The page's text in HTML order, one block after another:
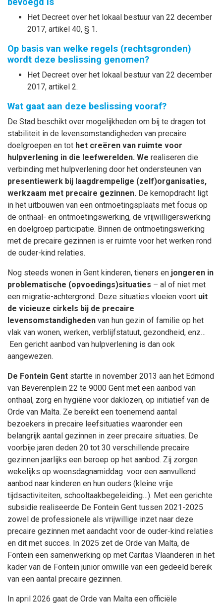
Het Decreet over het lokaal bestuur van 22 december
2017, artikel 40, § 1.
Op basis van welke regels (rechtsgronden)
wordt deze beslissing genomen?
Het Decreet over het lokaal bestuur van 22 december
2017, artikel 2.
Wat gaat aan deze beslissing vooraf?
De Stad beschikt over mogelijkheden om bij te dragen tot
stabiliteit in de levensomstandigheden van precaire
doelgroepen en tot het creëren van ruimte voor
hulpverlening in die leefwerelden. We realiseren die
verbinding met hulpverlening door het ondersteunen van
presentiewerk bij laagdrempelige (zelf)organisaties,
werkzaam met precaire gezinnen. De kernopdracht ligt
in het uitbouwen van een ontmoetingsplaats met focus op
de onthaal- en ontmoetingswerking, de vrijwilligerswerking
en doelgroep participatie. Binnen de ontmoetingswerking
met de precaire gezinnen is er ruimte voor het werken rond
de ouder-kind relaties.
Nog steeds wonen in Gent kinderen, tieners en jongeren in
problematische (opvoedings)situaties – al of niet met
een migratie-achtergrond. Deze situaties vloeien voort uit
de vicieuze cirkels bij de precaire
levensomstandigheden van hun gezin of familie op het
vlak van wonen, werken, verblijfstatuut, gezondheid, enz…
Een gericht aanbod van hulpverlening is dan ook
aangewezen.
De Fontein Gent startte in november 2013 aan het Edmond
van Beverenplein 22 te 9000 Gent met een aanbod van
onthaal, zorg en hygiëne voor daklozen, op initiatief van de
Orde van Malta. Ze bereikt een toenemend aantal
bezoekers in precaire leefsituaties waaronder een
belangrijk aantal gezinnen in zeer precaire situaties. De
voorbije jaren deden 20 tot 30 verschillende precaire
gezinnen jaarlijks een beroep op het aanbod. Zij zorgen
wekelijks op woensdagnamiddag voor een aanvullend
aanbod naar kinderen en hun ouders (kleine vrije
tijdsactiviteiten, schooltaakbegeleiding…). Met een gerichte
subsidie realiseerde De Fontein Gent tussen 2021-2025
zowel de professionele als vrijwillige inzet naar deze
precaire gezinnen met aandacht voor de ouder-kind relaties
en dit met succes. In 2025 zet de Orde van Malta, de
Fontein een samenwerking op met Caritas Vlaanderen in het
kader van de Fontein junior omwille van een gedeeld bereik
van een aantal precaire gezinnen.
In april 2026 gaat de Orde van Malta een officiële